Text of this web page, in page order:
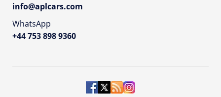
info@aplcars.com
WhatsApp
+44 753 898 9360